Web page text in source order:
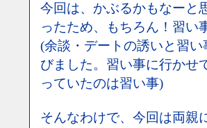
今回は、かぶるかもなーと
ったため、もちろん！習い
(余談・デートの誘いと習
びました。習い事に行かせ
っていたのは習い事)
そんなわけで、今回は両親